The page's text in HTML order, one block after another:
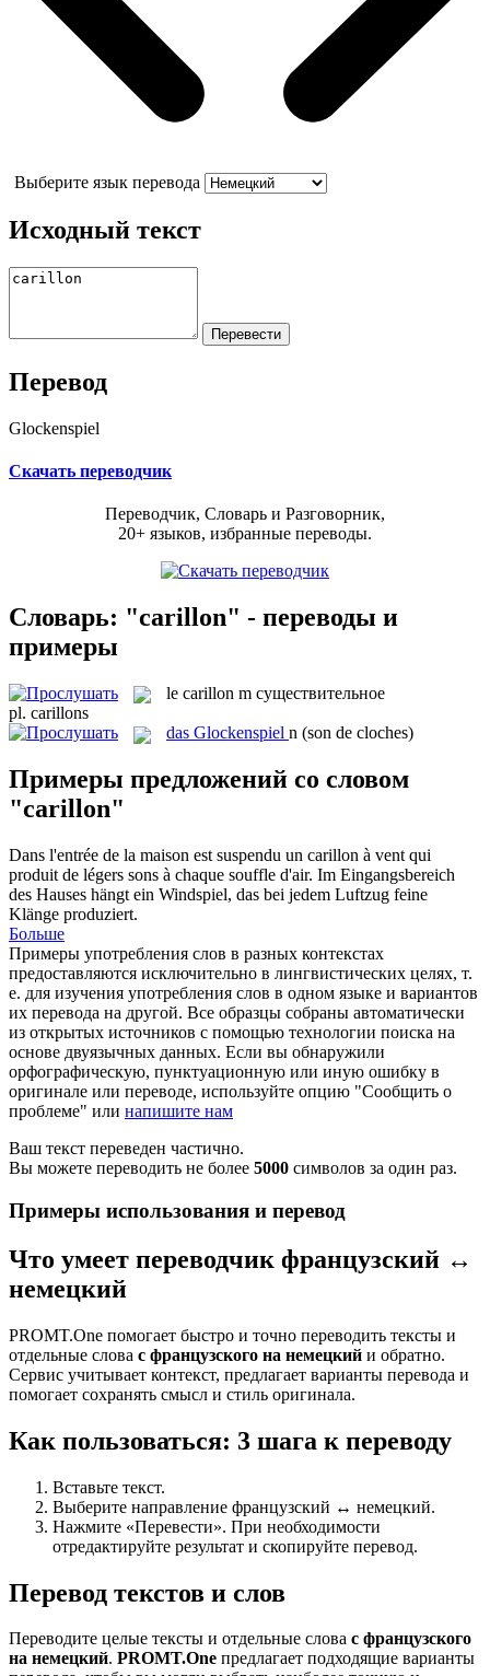
Выберите язык перевода
Исходный текст
Перевод
Glockenspiel
Скачать переводчик
Переводчик, Словарь и Разговорник,
20+ языков, избранные переводы.
Словарь: "carillon" - переводы и
примеры
le carillon m существительное
pl. carillons
das Glockenspiel n (son de cloches)
Примеры предложений со словом
"carillon"
Dans l'entrée de la maison est suspendu un carillon à vent qui
produit de légers sons à chaque souffle d'air. Im Eingangsbereich
des Hauses hängt ein Windspiel, das bei jedem Luftzug feine
Klänge produziert.
Больше
Примеры употребления слов в разных контекстах
предоставляются исключительно в лингвистических целях, т.
е. для изучения употребления слов в одном языке и вариантов
их перевода на другой. Все образцы собраны автоматически
из открытых источников с помощью технологии поиска на
основе двуязычных данных. Если вы обнаружили
орфографическую, пунктуационную или иную ошибку в
оригинале или переводе, используйте опцию "Сообщить о
проблеме" или напишите нам
Ваш текст переведен частично.
Вы можете переводить не более 5000 символов за один раз.
Примеры использования и перевод
Что умеет переводчик французский ↔
немецкий
PROMT.One помогает быстро и точно переводить тексты и
отдельные слова с французского на немецкий и обратно.
Сервис учитывает контекст, предлагает варианты перевода и
помогает сохранять смысл и стиль оригинала.
Как пользоваться: 3 шага к переводу
Вставьте текст.
Выберите направление французский ↔ немецкий.
Нажмите «Перевести». При необходимости
отредактируйте результат и скопируйте перевод.
Перевод текстов и слов
Переводите целые тексты и отдельные слова с французского
на немецкий. PROMT.One предлагает подходящие варианты